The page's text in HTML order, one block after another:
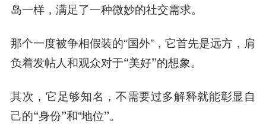
岛一样，满足了一种微妙的社交需求。
那个一度被争相假装的“国外”，它首先是远方，肩
负着发帖人和观众对于“美好”的想象。
其次，它足够知名，不需要过多解释就能彰显自
己的“身份”和“地位”。